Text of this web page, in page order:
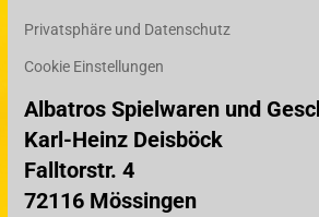
Privatsphäre und Datenschutz
Cookie Einstellungen
Albatros Spielwaren und
Karl-Heinz Deisböck
Falltorstr. 4
72116 Mössingen